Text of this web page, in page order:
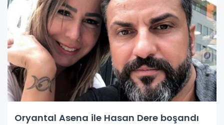
Oryantal Asena ile Hasan Dere boşandı